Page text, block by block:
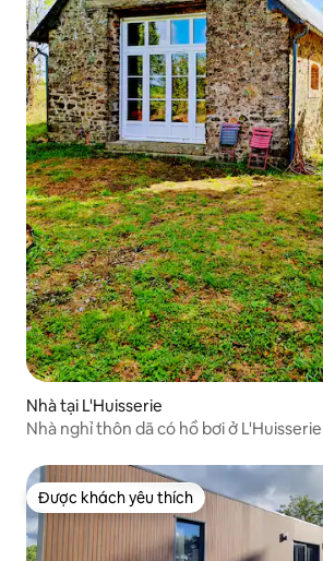
Nhà tại L'Huisserie
Nhà nghỉ thôn dã có hồ bơi ở L'Huisserie
Được khách yêu thích
Được khách yêu thích